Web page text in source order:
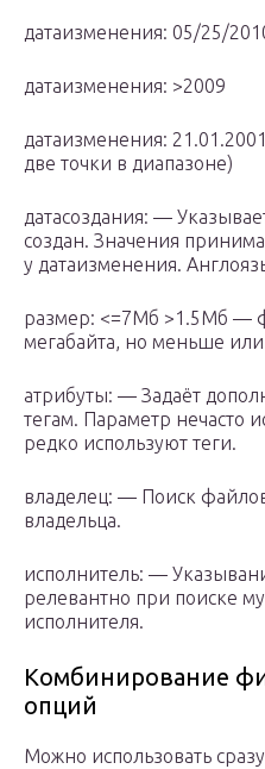
датаизменения: 05/25/
датаизменения: >2009
датаизменения:
две точки в диапазоне)
датасоздания: —
создан. Значения
у датаизменения.
размер: <=7Мб >1.5Мб —
мегабайта, но меньше
атрибуты: — Задаёт
тегам. Параметр нечасто
редко используют теги.
владелец: — Поиск
владельца.
исполнитель: —
релевантно при поиске
исполнителя.
Комбинирование
опций
Можно использовать